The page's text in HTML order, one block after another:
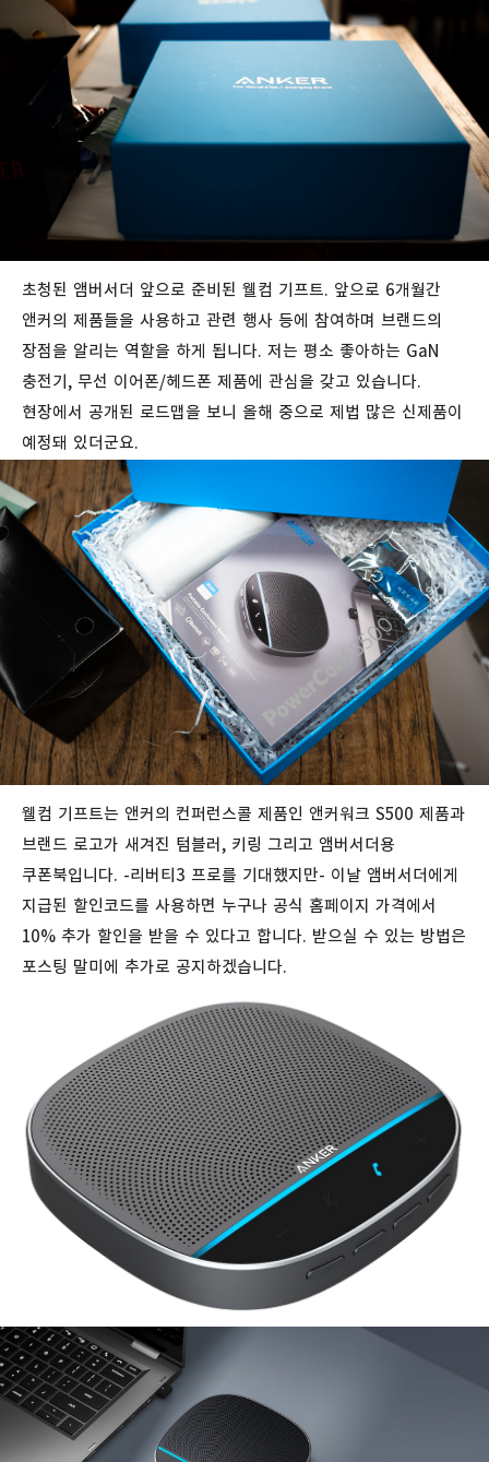
초청된 앰버서더 앞으로 준비된 웰컴 기프트. 앞으로 6개월간
앤커의 제품들을 사용하고 관련 행사 등에 참여하며 브랜드의
장점을 알리는 역할을 하게 됩니다. 저는 평소 좋아하는 GaN
충전기, 무선 이어폰/헤드폰 제품에 관심을 갖고 있습니다.
현장에서 공개된 로드맵을 보니 올해 중으로 제법 많은 신제품이
예정돼 있더군요.
웰컴 기프트는 앤커의 컨퍼런스콜 제품인 앤커워크 S500 제품과
브랜드 로고가 새겨진 텀블러, 키링 그리고 앰버서더용
쿠폰북입니다. -리버티3 프로를 기대했지만- 이날 앰버서더에게
지급된 할인코드를 사용하면 누구나 공식 홈페이지 가격에서
10% 추가 할인을 받을 수 있다고 합니다. 받으실 수 있는 방법은
포스팅 말미에 추가로 공지하겠습니다.